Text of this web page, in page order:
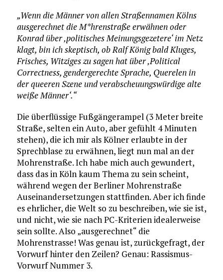
„Wenn die Männer von allen Straßennamen Kölns
ausgerechnet die M*hrenstraße erwähnen oder
Konrad über ‚politisches Meinungsgezetere‘ im Netz
klagt, bin ich skeptisch, ob Ralf König bald Kluges,
Frisches, Witziges zu sagen hat über ‚Political
Correctness, gendergerechte Sprache, Querelen in
der queeren Szene und verabscheuungswürdige alte
weiße Männer‘.“
Die überflüssige Fußgängerampel (3 Meter breite
Straße, selten ein Auto, aber gefühlt 4 Minuten
stehen), die ich mir als Kölner erlaubte in der
Sprechblase zu erwähnen, liegt nun mal an der
Mohrenstraße. Ich habe mich auch gewundert,
dass das in Köln kaum Thema zu sein scheint,
während wegen der Berliner Mohrenstraße
Auseinandersetzungen stattfinden. Aber ich finde
es ehrlicher, die Welt so zu beschreiben, wie sie ist,
und nicht, wie sie nach PC-Kriterien idealerweise
sein sollte. Also „ausgerechnet“ die
Mohrenstrasse! Was genau ist, zurückgefragt, der
Vorwurf hinter den Zeilen? Genau: Rassismus-
Vorwurf Nummer 3.